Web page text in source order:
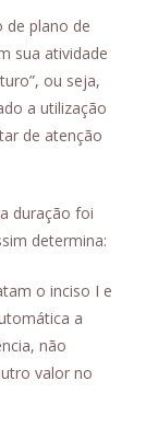
de plano de
sua atividade
ou seja,
a utilização
de atenção
duração foi
determina:
o inciso I e
a
não
valor no